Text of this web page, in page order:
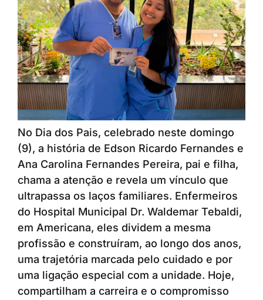
No Dia dos Pais, celebrado neste domingo
(9), a história de Edson Ricardo Fernandes e
Ana Carolina Fernandes Pereira, pai e filha,
chama a atenção e revela um vínculo que
ultrapassa os laços familiares. Enfermeiros
do Hospital Municipal Dr. Waldemar Tebaldi,
em Americana, eles dividem a mesma
profissão e construíram, ao longo dos anos,
uma trajetória marcada pelo cuidado e por
uma ligação especial com a unidade. Hoje,
compartilham a carreira e o compromisso